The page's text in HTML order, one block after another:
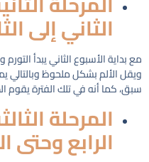
الثاني إلى
مع بداية الأسبوع الثاني يبدأ
ويقل الألم بشكل ملحوظ
سبق، كما أنه في تلك الفترة يقوم
المرحلة
الرابع